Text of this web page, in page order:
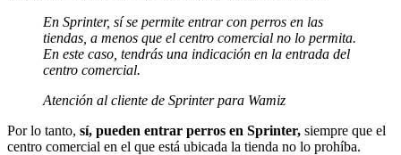
En Sprinter, sí se permite entrar con perros en las
tiendas, a menos que el centro comercial no lo permita.
En este caso, tendrás una indicación en la entrada del
centro comercial.
Atención al cliente de Sprinter para Wamiz
Por lo tanto, sí, pueden entrar perros en Sprinter, siempre que el
centro comercial en el que está ubicada la tienda no lo prohíba.